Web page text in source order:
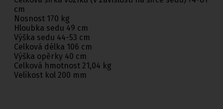
cm
Nosnost 170 kg
Hloubka sedu 49 cm
Výška sedu 44-53 cm
Celková délka 106 cm
Výška opěrky 40 cm
Celková hmotnost 21,04 kg
Velikost kol 200 mm